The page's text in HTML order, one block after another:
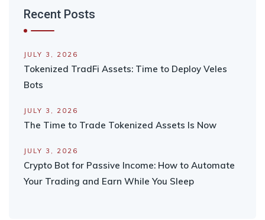
Recent Posts
JULY 3, 2026
Tokenized TradFi Assets: Time to Deploy Veles
Bots
JULY 3, 2026
The Time to Trade Tokenized Assets Is Now
JULY 3, 2026
Crypto Bot for Passive Income: How to Automate
Your Trading and Earn While You Sleep